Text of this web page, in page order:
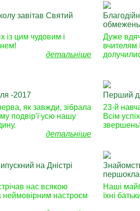
завітав Святий
із цим чудовим і
детальніше
Дуже
-2017
як завжди, зібрала
подвір'ї усю нашу
детальніше
Перший
23-й
Всім
на Дністрі
нас всякою
неймовірним настроєм
Наші
їхні